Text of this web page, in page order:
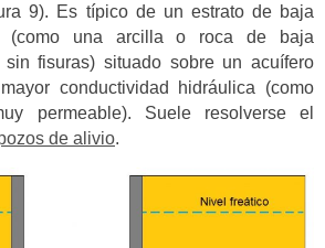
9). Es típico de un estrato de baja
(como una arcilla o roca de baja
sin fisuras) situado sobre un acuífero
conductividad hidráulica (como
permeable). Suele resolverse el
de alivio.